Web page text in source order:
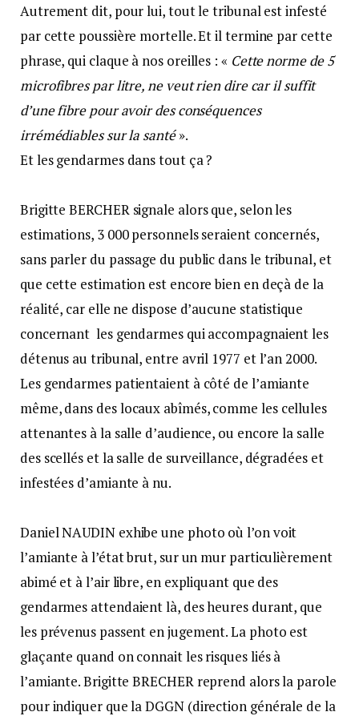
Autrement dit, pour lui, tout le tribunal est infesté
par cette poussière mortelle. Et il termine par cette
phrase, qui claque à nos oreilles : « Cette norme de 5
microfibres par litre, ne veut rien dire car il suffit
d’une fibre pour avoir des conséquences
irrémédiables sur la santé».
Et les gendarmes dans tout ça ?
Brigitte BERCHER signale alors que, selon les
estimations, 3 000 personnels seraient concernés,
sans parler du passage du public dans le tribunal, et
que cette estimation est encore bien en deçà de la
réalité, car elle ne dispose d’aucune statistique
concernant les gendarmes qui accompagnaient les
détenus au tribunal, entre avril 1977 et l’an 2000.
Les gendarmes patientaient à côté de l’amiante
même, dans des locaux abîmés, comme les cellules
attenantes à la salle d’audience, ou encore la salle
des scellés et la salle de surveillance, dégradées et
infestées d’amiante à nu.
Daniel NAUDIN exhibe une photo où l’on voit
l’amiante à l’état brut, sur un mur particulièrement
abimé et à l’air libre, en expliquant que des
gendarmes attendaient là, des heures durant, que
les prévenus passent en jugement. La photo est
glaçante quand on connait les risques liés à
l’amiante. Brigitte BRECHER reprend alors la parole
pour indiquer que la DGGN (direction générale de la